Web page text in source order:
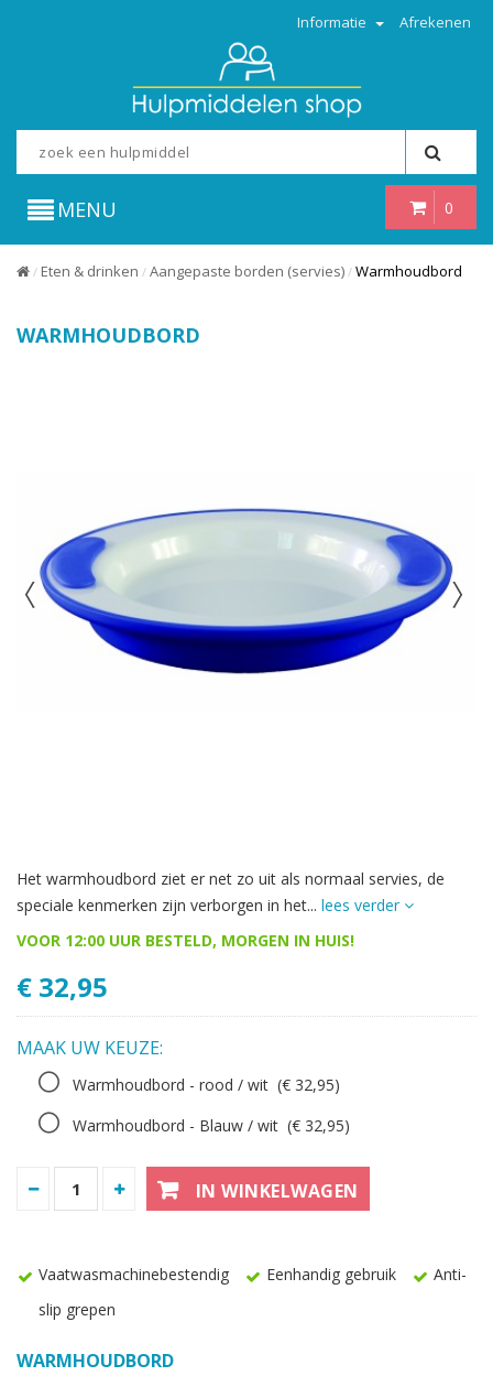
Informatie Afrekenen
0
MENU
/ Eten & drinken / Aangepaste borden (servies) / Warmhoudbord
WARMHOUDBORD
Het warmhoudbord ziet er net zo uit als normaal servies, de
speciale kenmerken zijn verborgen in het... lees verder
VOOR 12:00 UUR BESTELD, MORGEN IN HUIS!
€ 32,95
MAAK UW KEUZE:
Warmhoudbord - rood / wit (€ 32,95)
Warmhoudbord - Blauw / wit (€ 32,95)
IN WINKELWAGEN
Vaatwasmachinebestendig Eenhandig gebruik
Anti-
slip grepen
WARMHOUDBORD